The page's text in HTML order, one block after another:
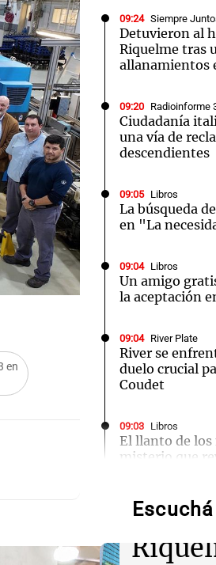
en
09:24 Siempre
Detuvieron al
Riquelme tras
allanamientos
09:20 Radioinforme
Ciudadanía
una vía de
descendientes
09:05 Libros
La búsqueda
en "La
09:04 Libros
Un amigo
la aceptación
09:04 River Plate
River se
duelo crucial
Coudet
09:03 Libros
El llanto de
misterio que
09:03
Un hombre
York de 1968
Audio.
hijo